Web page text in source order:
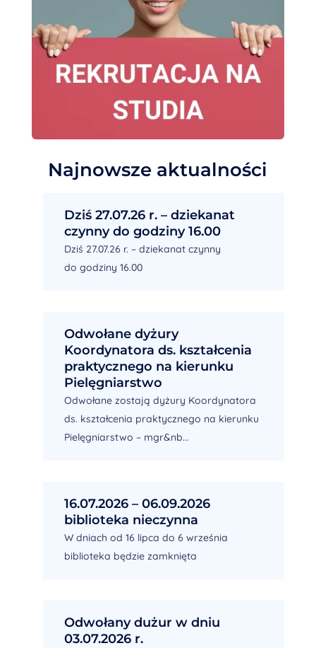
Najnowsze aktualności
Dziś 27.07.26 r. – dziekanat
czynny do godziny 16.00
Dziś 27.07.26 r. – dziekanat czynny
do godziny 16.00
Odwołane dyżury
Koordynatora ds. kształcenia
praktycznego na kierunku
Pielęgniarstwo
Odwołane zostają dyżury Koordynatora
ds. kształcenia praktycznego na kierunku
Pielęgniarstwo – mgr&nb...
16.07.2026 – 06.09.2026
biblioteka nieczynna
W dniach od 16 lipca do 6 września
biblioteka będzie zamknięta
Odwołany dużur w dniu
03.07.2026 r.